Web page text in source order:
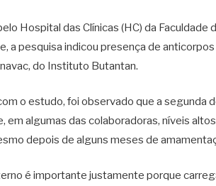
Hospital das Clínicas (HC) da
a pesquisa indicou presença de
do Instituto Butantan.
o estudo, foi observado que a segunda
em algumas das colaboradoras, níveis
depois de alguns meses de
é importante justamente porque